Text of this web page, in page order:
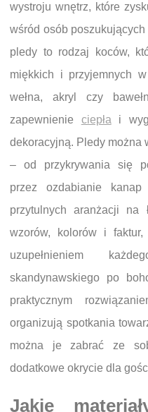
wystroju wnętrz, które
wśród osób
pledy to rodzaj koców,
miękkich i przyjemnych
wełna, akryl czy
zapewnienie ciepła i
dekoracyjną. Pledy można
– od przykrywania się
przez ozdabianie
przytulnych aranżacji na
wzorów, kolorów i
uzupełnieniem
skandynawskiego po
praktycznym
organizują spotkania
można je zabrać ze
dodatkowe okrycie dla
Jakie